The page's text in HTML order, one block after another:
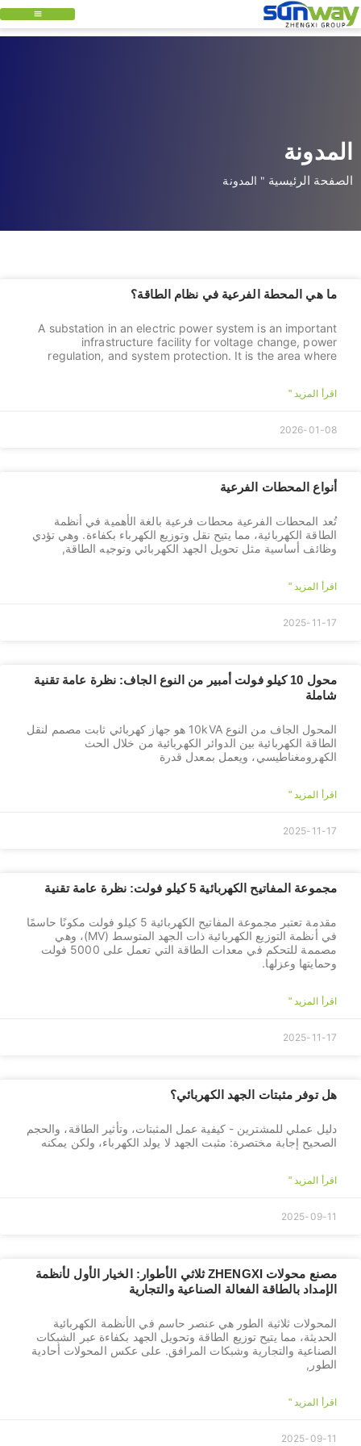
المدونة
الصفحة الرئيسية " المدونة
ما هي المحطة الفرعية في نظام الطاقة؟
A substation in an electric power system is an important
infrastructure facility for voltage change, power
regulation, and system protection. It is the area where
اقرأ المزيد "
2026-01-08
أنواع المحطات الفرعية
تُعد المحطات الفرعية محطات فرعية بالغة الأهمية في أنظمة
الطاقة الكهربائية، مما يتيح نقل وتوزيع الكهرباء بكفاءة. وهي تؤدي
وظائف أساسية مثل تحويل الجهد الكهربائي وتوجيه الطاقة,
اقرأ المزيد "
2025-11-17
محول 10 كيلو فولت أمبير من النوع الجاف: نظرة عامة تقنية
شاملة
المحول الجاف من النوع 10kVA هو جهاز كهربائي ثابت مصمم لنقل
الطاقة الكهربائية بين الدوائر الكهربائية من خلال الحث
الكهرومغناطيسي، ويعمل بمعدل قدرة
اقرأ المزيد "
2025-11-17
مجموعة المفاتيح الكهربائية 5 كيلو فولت: نظرة عامة تقنية
مقدمة تعتبر مجموعة المفاتيح الكهربائية 5 كيلو فولت مكونًا حاسمًا
في أنظمة التوزيع الكهربائية ذات الجهد المتوسط (MV)، وهي
مصممة للتحكم في معدات الطاقة التي تعمل على 5000 فولت
وحمايتها وعزلها.
اقرأ المزيد "
2025-11-17
هل توفر مثبتات الجهد الكهربائي؟
دليل عملي للمشترين - كيفية عمل المثبتات، وتأثير الطاقة، والحجم
الصحيح إجابة مختصرة: مثبت الجهد لا يولد الكهرباء، ولكن يمكنه
اقرأ المزيد "
2025-09-11
مصنع محولات ZHENGXI ثلاثي الأطوار: الخيار الأول لأنظمة
الإمداد بالطاقة الفعالة الصناعية والتجارية
المحولات ثلاثية الطور هي عنصر حاسم في الأنظمة الكهربائية
الحديثة، مما يتيح توزيع الطاقة وتحويل الجهد بكفاءة عبر الشبكات
الصناعية والتجارية وشبكات المرافق. على عكس المحولات أحادية
الطور,
اقرأ المزيد "
2025-09-11